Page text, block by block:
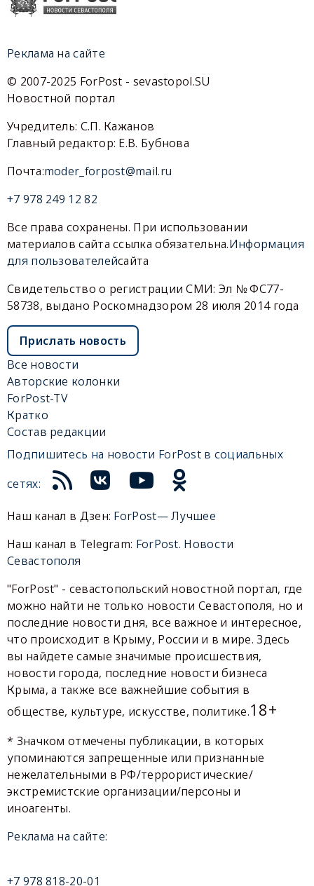
Реклама на сайте
© 2007-2025 ForPost - sevastopol.SU
Новостной портал
Учредитель: С.П. Кажанов
Главный редактор: Е.В. Бубнова
Почта:moder_forpost@mail.ru
+7 978 249 12 82
Все права сохранены. При использовании
материалов сайта ссылка обязательна.Информация
для пользователейсайта
Свидетельство о регистрации СМИ: Эл № ФС77-
58738, выдано Роскомнадзором 28 июля 2014 года
Прислать новость
Все новости
Авторские колонки
ForPost-TV
Кратко
Состав редакции
Подпишитесь на новости ForPost в социальных
сетях:
Наш канал в Дзен: ForPost— Лучшее
Наш канал в Telegram: ForPost. Новости
Севастополя
"ForPost" - севастопольский новостной портал, где
можно найти не только новости Севастополя, но и
последние новости дня, все важное и интересное,
что происходит в Крыму, России и в мире. Здесь
вы найдете самые значимые происшествия,
новости города, последние новости бизнеса
Крыма, а также все важнейшие события в
обществе, культуре, искусстве, политике.18+
* Значком отмечены публикации, в которых
упоминаются запрещенные или признанные
нежелательными в РФ/террористические/
экстремистские организации/персоны и
иноагенты.
Реклама на сайте:
+7 978 818-20-01